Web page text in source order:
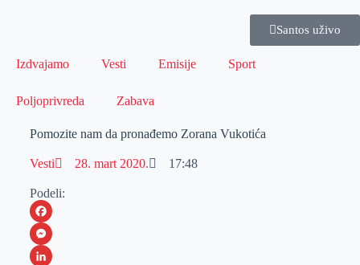
Santos uživo
Izdvajamo Vesti Emisije Sport
Poljoprivreda Zabava
Pomozite nam da pronađemo Zorana Vukotića
Vesti 28. mart 2020. 17:48
Podeli:
F
aM